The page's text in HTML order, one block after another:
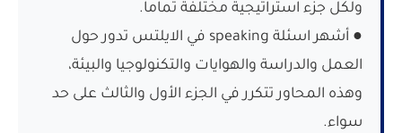
ولكل جزء استراتيجية مختلفة تماماً.
● أشهر اسئلة speaking في الايلتس تدور حول
العمل والدراسة والهوايات والتكنولوجيا والبيئة،
وهذه المحاور تتكرر في الجزء الأول والثالث على حد
سواء.